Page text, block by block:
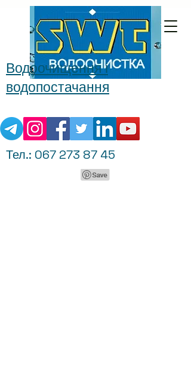
Водоочищення і
водопостачання
Тел.: 067 273 87 45